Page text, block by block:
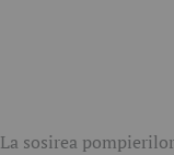
La sosirea